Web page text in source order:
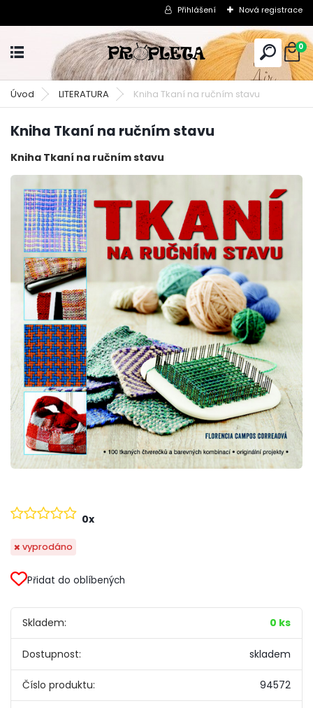
Přihlášení Nová registrace
0
Úvod LITERATURA Kniha Tkaní na ručním stavu
Kniha Tkaní na ručním stavu
Kniha Tkaní na ručním stavu
vyprodáno
0x
Přidat do oblíbených
Skladem: 0 ks
Dostupnost: skladem
Číslo produktu: 94572